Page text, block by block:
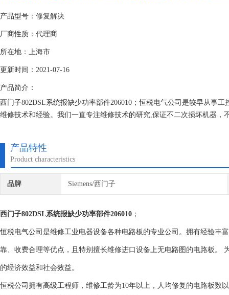
产品型号：修复解决
厂商性质：代理商
所在地：上海市
更新时间：2021-07-16
产品简介：
西门子802DSL系统报缺少功率部件206010；恒税电气公司是较早从事
维修技术和经验。我们一直专注维修技术的研究,保证不二次损坏机器
产品特性
Product characteristics
品牌 Siemens/西门子
西门子802DSL系统报缺少功率部件206010 ；
恒税电气公司是维修工业电器设备各种电路板的专业公司。拥有经验丰
靠、收费合理等优点，且特别擅长维修进口设备上无电路图的电路板。
的经济效益和社会效益。
恒税公司拥有高级工程师，维修工龄为10年以上，人均修复的电路板数